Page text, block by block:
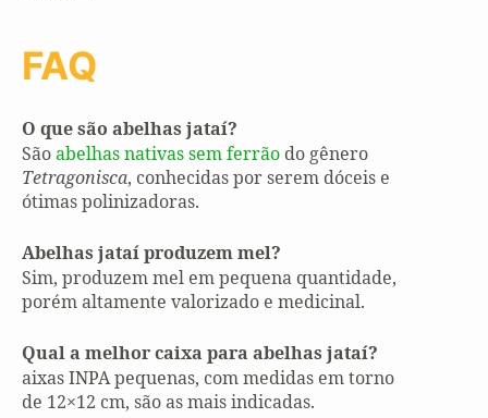
FAQ
O que são abelhas jataí?
Sãoabelhas nativas sem ferrão do gênero
Tetragonisca, conhecidas por serem dóceis e
ótimas polinizadoras.
Abelhas jataí produzem mel?
Sim, produzem mel em pequena quantidade,
porém altamente valorizado e medicinal.
Qual a melhor caixa para abelhas jataí?
aixas INPA pequenas, com medidas em torno
de 12×12 cm, são as mais indicadas.